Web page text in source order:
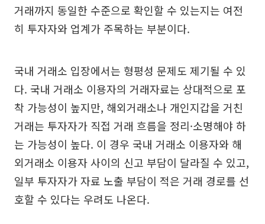
거래까지 동일한 수준으로 확인할 수 있는지는 여전
히 투자자와 업계가 주목하는 부분이다.
국내 거래소 입장에서는 형평성 문제도 제기될 수 있
다. 국내 거래소 이용자의 거래자료는 상대적으로 포
착 가능성이 높지만, 해외거래소나 개인지갑을 거친
거래는 투자자가 직접 거래 흐름을 정리·소명해야 하
는 가능성이 높다. 이 경우 국내 거래소 이용자와 해
외거래소 이용자 사이의 신고 부담이 달라질 수 있고,
일부 투자자가 자료 노출 부담이 적은 거래 경로를 선
호할 수 있다는 우려도 나온다.